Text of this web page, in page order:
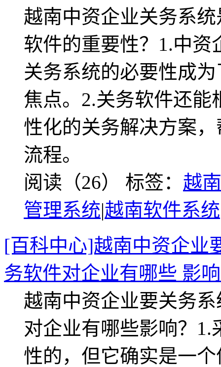
越南中资企业关务系
软件的重要性？1.中
关务系统的必要性成
焦点。2.关务软件还
性化的关务解决方案
流程。
阅读（26） 标签： 越
管理系统|越南软件系统
[百科中心]越南中资企业
务软件对企业有哪些 影
越南中资企业要关务
对企业有哪些影响？
性的，但它确实是一